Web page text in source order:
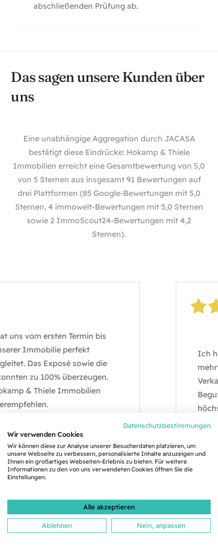
abschließenden Prüfung ab.
Das sagen unsere Kunden über
uns
Eine unabhängige Aggregation durch JACASA
bestätigt diese Eindrücke: Hokamp & Thiele
Immobilien erreicht eine Gesamtbewertung von 5,0
von 5 Sternen aus insgesamt 91 Bewertungen auf
drei Plattformen (85 Google-Bewertungen mit 5,0
Sternen, 4 immowelt-Bewertungen mit 5,0 Sternen
sowie 2 ImmoScout24-Bewertungen mit 4,2
Sternen).
vom ersten Termin bis
Immobilie perfekt
Das Exposé sowie die
zu 100% überzeugen.
& Thiele Immobilien
Ich
höchst
Datenschutzbestimmungen
Wir verwenden Cookies
Wir können diese zur Analyse unserer Besucherdaten platzieren, um
unsere Webseite zu verbessern, personalisierte Inhalte anzuzeigen und
Ihnen ein großartiges Webseiten-Erlebnis zu bieten. Für weitere
Informationen zu den von uns verwendeten Cookies öffnen Sie die
Einstellungen.
Alle akzeptieren
Ablehnen Nein, anpassen